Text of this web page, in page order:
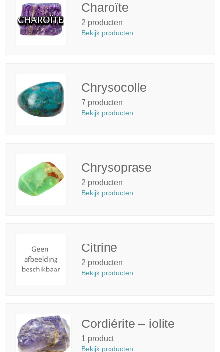
Charoïte
2 producten
Bekijk producten
Chrysocolle
7 producten
Bekijk producten
Chrysoprase
2 producten
Bekijk producten
Citrine
2 producten
Bekijk producten
Cordiérite – iolite
1 product
Bekijk producten